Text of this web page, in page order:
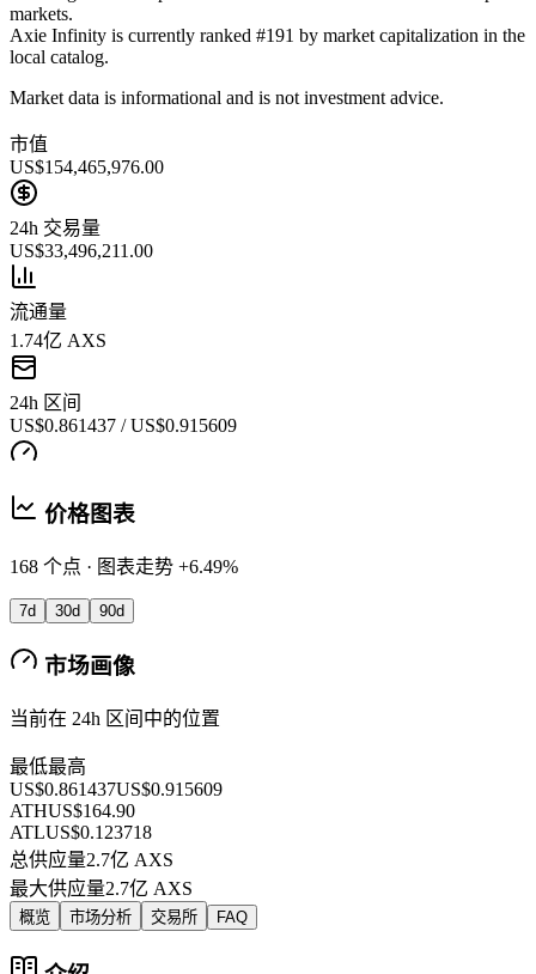
markets.
Axie Infinity is currently ranked #191 by market capitalization in the
local catalog.
Market data is informational and is not investment advice.
市值
US$154,465,976.00
24h 交易量
US$33,496,211.00
流通量
1.74亿 AXS
24h 区间
US$0.861437 / US$0.915609
价格图表
168 个点 · 图表走势 +6.49%
7d 30d 90d
市场画像
当前在 24h 区间中的位置
最低最高
US$0.861437US$0.915609
ATHUS$164.90
ATLUS$0.123718
总供应量2.7亿 AXS
最大供应量2.7亿 AXS
概览 市场分析 交易所 FAQ